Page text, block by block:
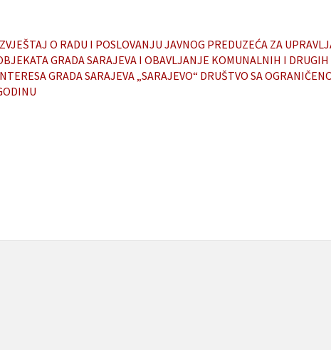
O RADU I POSLOVANJU JAVNOG PREDUZEĆA ZA
GRADA SARAJEVA I OBAVLJANJE KOMUNALNIH I
GRADA SARAJEVA „SARAJEVO“ DRUŠTVO SA